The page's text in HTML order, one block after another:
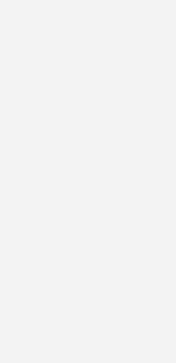
bis er 2015 zu
der schönen
Nun geht er in den
blieb und bleibt er
hat mich Dirk
den SBZ Monteur
SHK-